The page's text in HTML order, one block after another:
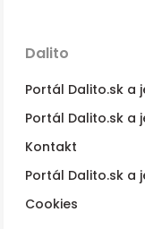
Dalito
Portál Dalito.sk a
Portál Dalito.sk a
Kontakt
Portál Dalito.sk a
Cookies